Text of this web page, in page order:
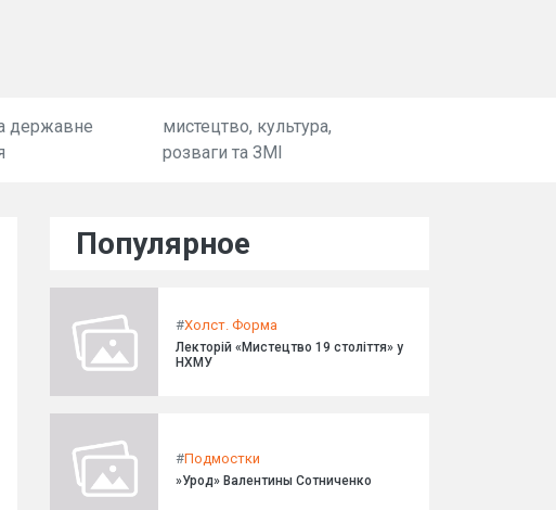
державне
мистецтво, культура,
розваги та ЗМІ
Популярное
#Холст. Форма
Лекторій «Мистецтво 19 століття» у
НХМУ
#Подмостки
»Урод» Валентины Сотниченко